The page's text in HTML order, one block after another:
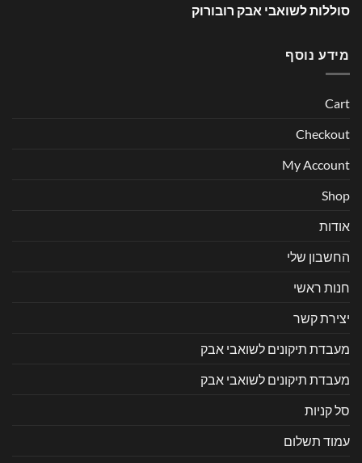
סוללות לשואבי אבק רובורוק
מידע נוסף
Cart
Checkout
My Account
Shop
אודות
החשבון שלי
חנות ראשי
יצירת קשר
מעבדת תיקונים לשואבי אבק
מעבדת תיקונים לשואבי אבק
סל קניות
עמוד תשלום